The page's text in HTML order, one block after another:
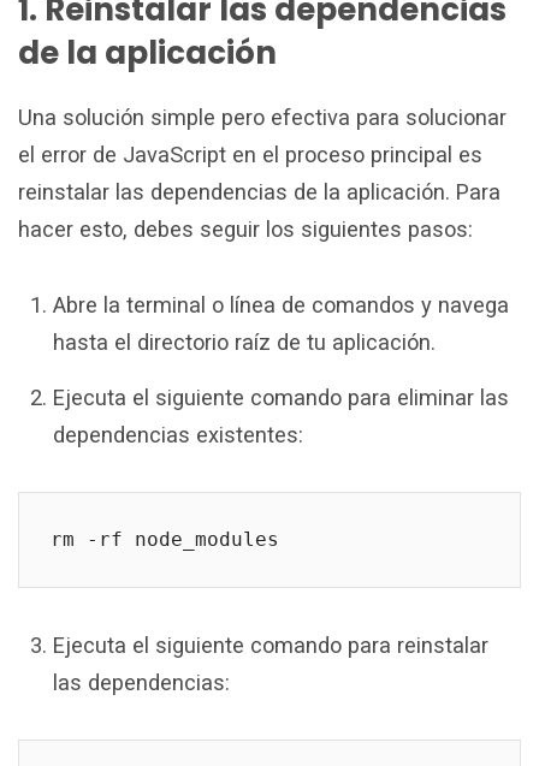
1. Reinstalar las dependencias
de la aplicación
Una solución simple pero efectiva para solucionar
el error de JavaScript en el proceso principal es
reinstalar las dependencias de la aplicación. Para
hacer esto, debes seguir los siguientes pasos:
Abre la terminal o línea de comandos y navega
hasta el directorio raíz de tu aplicación.
Ejecuta el siguiente comando para eliminar las
dependencias existentes:
rm -rf node_modules
Ejecuta el siguiente comando para reinstalar
las dependencias: